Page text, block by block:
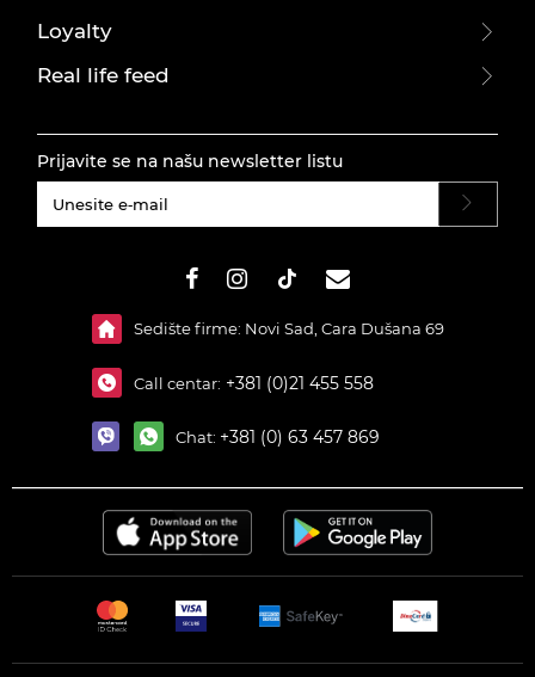
Loyalty
Real life feed
Prijavite se na našu newsletter listu
Sedište firme: Novi Sad, Cara Dušana 69
Call centar: +381 (0)21 455 558
Chat: +381 (0) 63 457 869